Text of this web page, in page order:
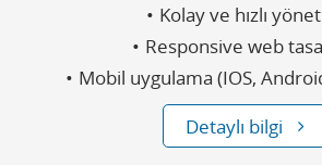
Kolay ve hızlı
Responsive web
Mobil uygulama (IOS,
Detaylı bilgi